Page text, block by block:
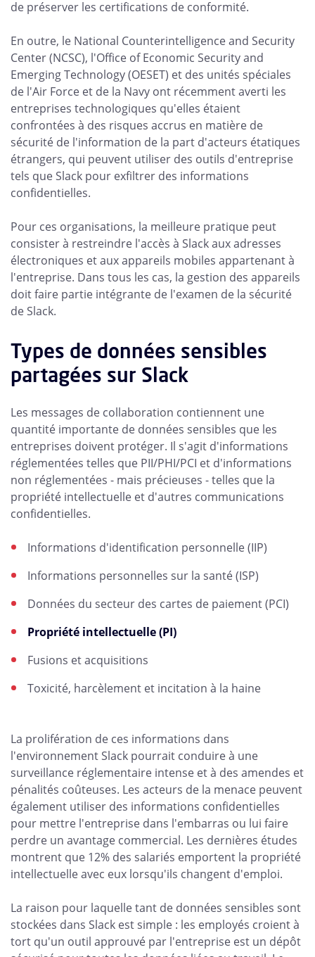
de préserver les certifications de conformité.
En outre, le National Counterintelligence and Security
Center (NCSC), l'Office of Economic Security and
Emerging Technology (OESET) et des unités spéciales
de l'Air Force et de la Navy ont récemment averti les
entreprises technologiques qu'elles étaient
confrontées à des risques accrus en matière de
sécurité de l'information de la part d'acteurs étatiques
étrangers, qui peuvent utiliser des outils d'entreprise
tels que Slack pour exfiltrer des informations
confidentielles.
Pour ces organisations, la meilleure pratique peut
consister à restreindre l'accès à Slack aux adresses
électroniques et aux appareils mobiles appartenant à
l'entreprise. Dans tous les cas, la gestion des appareils
doit faire partie intégrante de l'examen de la sécurité
de Slack.
Types de données sensibles
partagées sur Slack
Les messages de collaboration contiennent une
quantité importante de données sensibles que les
entreprises doivent protéger. Il s'agit d'informations
réglementées telles que PII/PHI/PCI et d'informations
non réglementées - mais précieuses - telles que la
propriété intellectuelle et d'autres communications
confidentielles.
Informations d'identification personnelle (IIP)
Informations personnelles sur la santé (ISP)
Données du secteur des cartes de paiement (PCI)
Propriété intellectuelle (PI)
Fusions et acquisitions
Toxicité, harcèlement et incitation à la haine
La prolifération de ces informations dans
l'environnement Slack pourrait conduire à une
surveillance réglementaire intense et à des amendes et
pénalités coûteuses. Les acteurs de la menace peuvent
également utiliser des informations confidentielles
pour mettre l'entreprise dans l'embarras ou lui faire
perdre un avantage commercial. Les dernières études
montrent que 12% des salariés emportent la propriété
intellectuelle avec eux lorsqu'ils changent d'emploi.
La raison pour laquelle tant de données sensibles sont
stockées dans Slack est simple : les employés croient à
tort qu'un outil approuvé par l'entreprise est un dépôt